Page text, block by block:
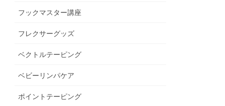
フックマスター講座
フレクサーグッズ
ベクトルテーピング
ベビーリンパケア
ポイントテーピング